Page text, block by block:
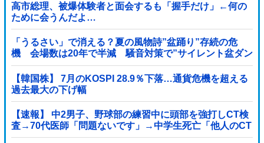
高市総理、被爆体験者と面会するも「握手だけ」←何の
ために会うんだよ…
「うるさい」で消える？夏の風物詩”盆踊り”存続の危
機 会場数は20年で半減 騒音対策で”サイレント盆ダン
ス”も
【韓国株】 7月のKOSPI 28.9％下落…通貨危機を超える
過去最大の下げ幅
【速報】 中2男子、野球部の練習中に頭部を強打しCT検
査→70代医師「問題ないです」→中学生死亡「他人のCT
画像みてました」